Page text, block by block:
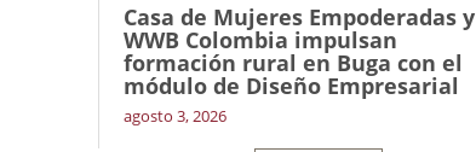
Casa de Mujeres Empoderadas y
WWB Colombia impulsan
formación rural en Buga con el
módulo de Diseño Empresarial
agosto 3, 2026